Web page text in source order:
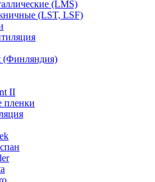
(LMS)
(LST, LSF)
(Финляндия)
II
пленки